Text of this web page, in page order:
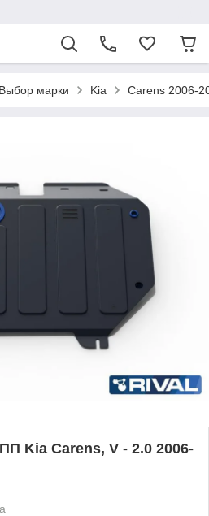
Выбор марки Kia Carens 2006-
Kia Carens, V - 2.0 2006-